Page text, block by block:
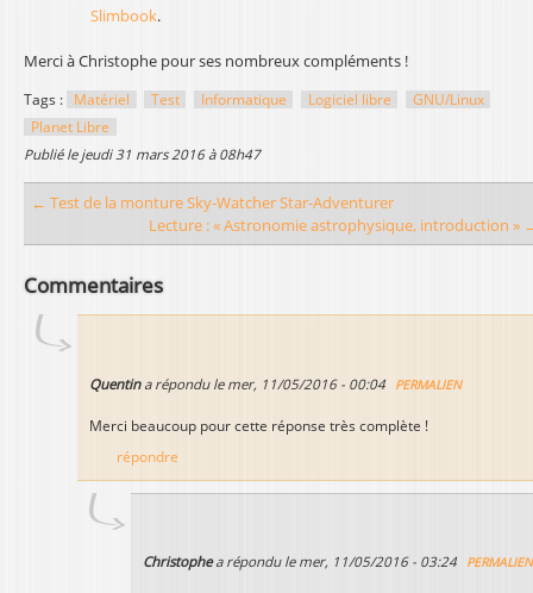
Slimbook.
Merci à Christophe pour ses nombreux compléments !
Tags : Matériel Test Informatique Logiciel libre
GNU/Linux
Planet Libre
publié le jeudi 31 mars 2016 à 08h47
← Test de la monture Sky-Watcher Star-Adventurer
Lecture : « Astronomie astrophysique, introduction »
Commentaires
Quentina répondu le mer, 11/05/2016 - 00:04 PERMALIEN
Merci beaucoup pour cette réponse très complète !
répondre
Christophea répondu le mer, 11/05/2016 - 03:24 PERMALIEN